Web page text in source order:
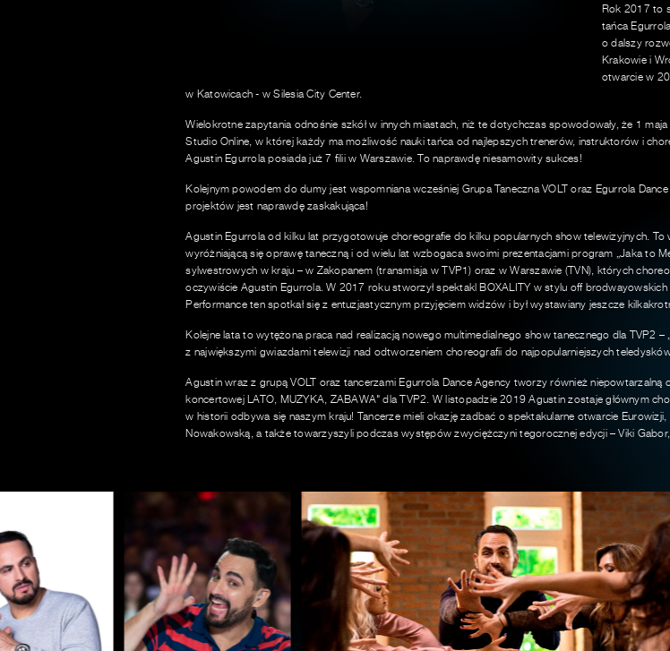
Rok 2017 to
tańca
o dalszy
Krakowie i
otwarcie w
w Katowicach - w Silesia City Center.
Wielokrotne zapytania odnośnie szkół w innych miastach, niż te dotychczas spowodowały, że 1
Studio Online, w której każdy ma możliwość nauki tańca od najlepszych trenerów, instruktorów i
Agustin Egurrola posiada już 7 filii w Warszawie. To naprawdę niesamowity sukces!
Kolejnym powodem do dumy jest wspomniana wcześniej Grupa Taneczna VOLT oraz Egurrola
projektów jest naprawdę zaskakująca!
Agustin Egurrola od kilku lat przygotowuje choreografie do kilku popularnych show telewizyjnych. To
wyróżniającą się oprawę taneczną i od wielu lat wzbogaca swoimi prezentacjami program „Jaka to
sylwestrowych w kraju – w Zakopanem (transmisja w TVP1) oraz w Warszawie (TVN), których
oczywiście Agustin Egurrola. W 2017 roku stworzył spektakl BOXALITY w stylu off
Performance ten spotkał się z entuzjastycznym przyjęciem widzów i był wystawiany jeszcze
Kolejne lata to wytężona praca nad realizacją nowego multimedialnego show tanecznego dla TVP2 –
z największymi gwiazdami telewizji nad odtworzeniem choreografii do najpopularniejszych
Agustin wraz z grupą VOLT oraz tancerzami Egurrola Dance Agency tworzy również
koncertowej LATO, MUZYKA, ZABAWA" dla TVP2. W listopadzie 2019 Agustin zostaje głównym
w historii odbywa się naszym kraju! Tancerze mieli okazję zadbać o spektakularne otwarcie
Nowakowską, a także towarzyszyli podczas występów zwyciężczyni tegorocznej edycji – Viki